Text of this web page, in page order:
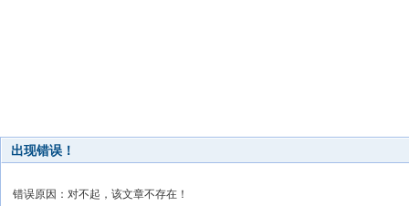
出现错误！
错误原因：对不起，该文章不存在！